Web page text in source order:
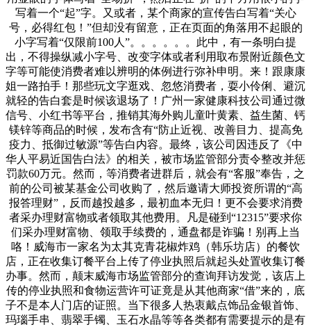
写着一个“起”字。又或者，某个商家的宣传告白写着“关心
号，必得红包！”但却没有留意，正在页面的角落用不起眼的
小字写着“仅限前100人”。。。。。。此中，有一条明白提
出，不得操纵减小字号、改变字体或者利用取布景附近颜色文
字等可能使消费者难以辨明的体例进行弥补申明。来！跟康康
姐一路拍手！那些玩文字逛戏、忽悠消费者，耍小伶俐、避沉
就轻的告白套是时候该退场了！广州一家健康科技公司通过微
信号、小红书等平台，推销其海外购儿童叶黄素、益生菌、钙
镁锌等商品的时候，发布含有“防止近视、改善目力、提高免
疫力、抵御过敏源”等告白内容。最终，该公司因违反了《中
华人平易近国告白法》的相关，被市场监管部分责令整改并惩
罚款60万元。然而，等消费者进群后，就会有“客服”奉告，之
前的公司被某基金公司收购了，然后邀请大师投资所谓的“高
报答理财”，反而越投越多，最初血本无归！更不会要求消费
者采办理财富物或者领取其他费用。凡是碰到“12315”要求你
们采办理财富物、领取手续费的，通盘都是诈骗！别再上当
咯！威海市一家名为太其克青花椒炸鸡（韩乐坊店）的餐饮
店，正在收集订餐平台上传了停业执照后就起头处置收集订餐
办事。然而，颠末威海市场监管部分的查询拜访发觉，该店上
传的停业执照和食物运营许可证竟是从其他商家“借”来的，底
子不是本人门店的证照。当下很多人热衷戴点饰品金银首饰、
玛瑙手串、翡翠手镯、玉石水晶等等各类都有需要提示的是有